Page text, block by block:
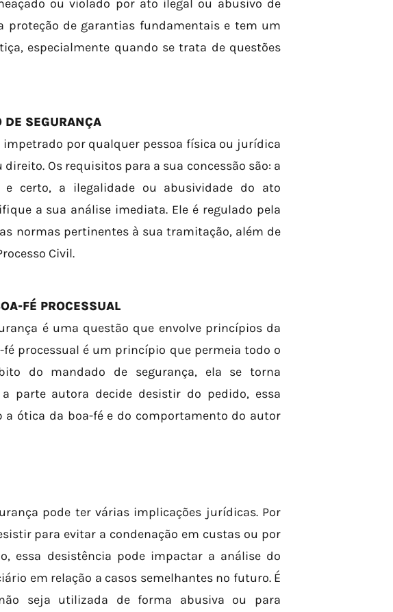
ou violado por ato ilegal ou abusivo de
proteção de garantias fundamentais e tem um
especialmente quando se trata de questões
DE SEGURANÇA
impetrado por qualquer pessoa física ou jurídica
Os requisitos para a sua concessão são: a
certo, a ilegalidade ou abusividade do ato
a sua análise imediata. Ele é regulado pela
as normas pertinentes à sua tramitação, além de
Civil.
FÉ PROCESSUAL
é uma questão que envolve princípios da
fé processual é um princípio que permeia todo o
do mandado de segurança, ela se torna
a parte autora decide desistir do pedido, essa
a ótica da boa-fé e do comportamento do autor
pode ter várias implicações jurídicas. Por
para evitar a condenação em custas ou por
essa desistência pode impactar a análise do
em relação a casos semelhantes no futuro. É
seja utilizada de forma abusiva ou para